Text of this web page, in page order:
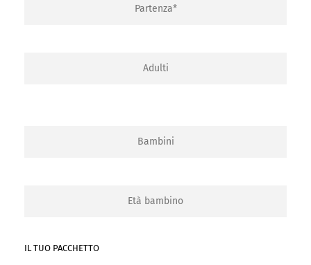
IL TUO PACCHETTO